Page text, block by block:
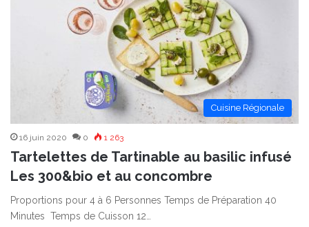
Cuisine Régionale
16 juin 2020 0 1 263
Tartelettes de Tartinable au basilic infusé
Les 300&bio et au concombre
Proportions pour 4 à 6 Personnes Temps de Préparation 40
Minutes Temps de Cuisson 12…